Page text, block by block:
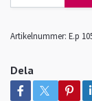
Artikelnummer: E.p
Dela